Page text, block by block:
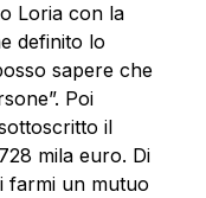
Loria con la
definito lo
sapere che
Poi
il
mila euro. Di
farmi un mutuo